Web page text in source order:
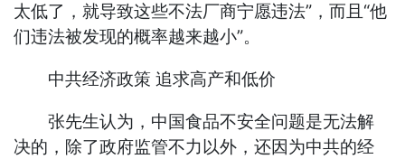
太低了，就导致这些不法厂商宁愿违法”，而且“他
们违法被发现的概率越来越小”。
中共经济政策 追求高产和低价
张先生认为，中国食品不安全问题是无法解
决的，除了政府监管不力以外，还因为中共的经